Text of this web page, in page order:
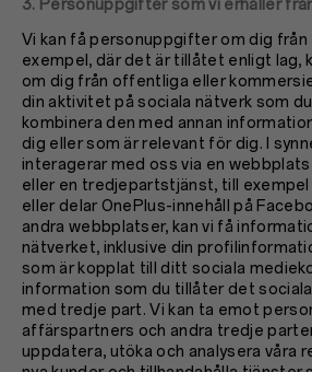
3. Personuppgifter som vi erhåller
Vi kan få personuppgifter om dig från
exempel, där det är tillåtet enligt lag,
om dig från offentliga eller
din aktivitet på sociala nätverk som
kombinera den med annan
dig eller som är relevant för dig. I
interagerar med oss via en
eller en tredjepartstjänst, till exempel
eller delar OnePlus-innehåll på
andra webbplatser, kan vi få
nätverket, inklusive din
som är kopplat till ditt sociala
information som du tillåter det
med tredje part. Vi kan ta emot
affärspartners och andra tredje
uppdatera, utöka och analysera våra